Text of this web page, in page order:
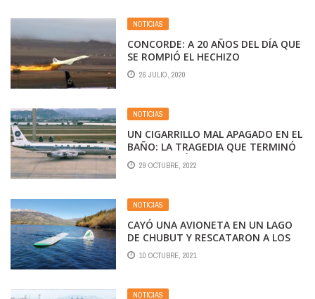
NOTICIAS
CONCORDE: A 20 AÑOS DEL DÍA QUE
SE ROMPIÓ EL HECHIZO
26 JULIO, 2020
NOTICIAS
UN CIGARRILLO MAL APAGADO EN EL
BAÑO: LA TRAGEDIA QUE TERMINÓ
CON LA INSÓLITA COSTUMBRE DE
FUMAR EN LOS AVIONES
29 OCTUBRE, 2022
NOTICIAS
CAYÓ UNA AVIONETA EN UN LAGO
DE CHUBUT Y RESCATARON A LOS
TRIPULANTES
10 OCTUBRE, 2021
NOTICIAS